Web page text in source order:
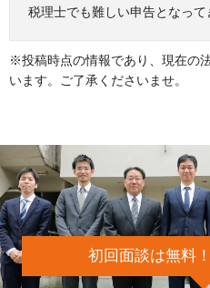
税理士でも難しい申告となって
※投稿時点の情報であり、現在の
います。ご了承くださいませ。
初回面談は無料